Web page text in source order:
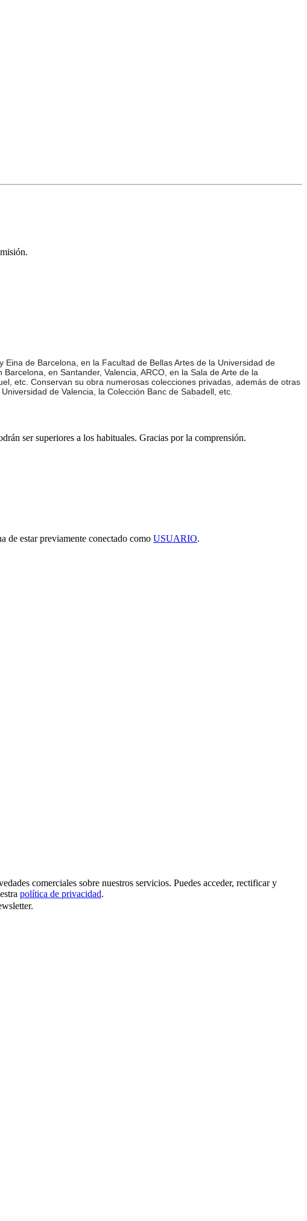
de Barcelona, en la Facultad de Bellas Artes de la Universidad de
en Santander, Valencia, ARCO, en la Sala de Arte de la
etc. Conservan su obra numerosas colecciones privadas, además de otras
de Valencia, la Colección Banc de Sabadell, etc.
ser superiores a los habituales. Gracias por la comprensión.
de estar previamente conectado como USUARIO.
comerciales sobre nuestros servicios. Puedes acceder, rectificar y
política de privacidad.